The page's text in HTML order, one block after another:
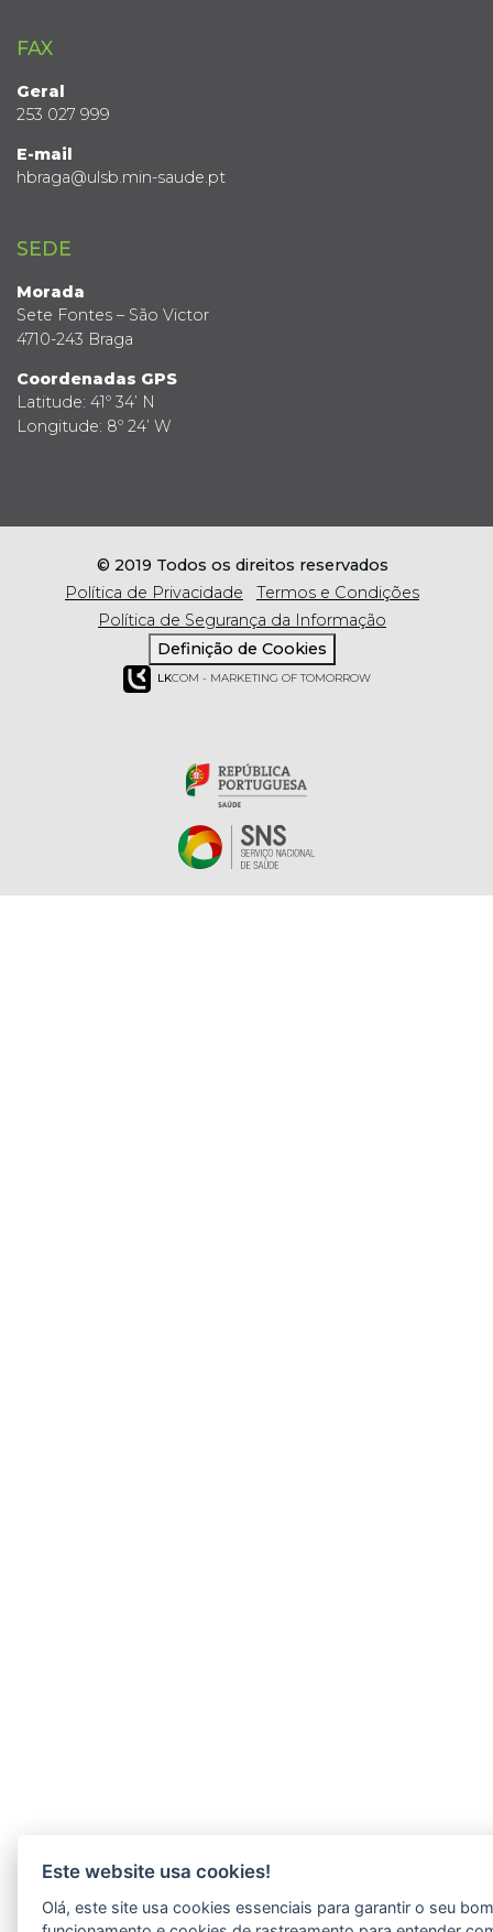
FAX
Geral
253 027 999
E-mail
hbraga@ulsb.min-saude.pt
SEDE
Morada
Sete Fontes – São Victor
4710-243 Braga
Coordenadas GPS
Latitude: 41º 34’ N
Longitude: 8º 24’ W
© 2019 Todos os direitos reservados
Política de Privacidade
Termos e Condições
Política de Segurança da Informação
Definição de Cookies
LKCOM - MARKETING OF TOMORROW
Este website usa cookies!
Olá, este site usa cookies essenciais para garantir o seu